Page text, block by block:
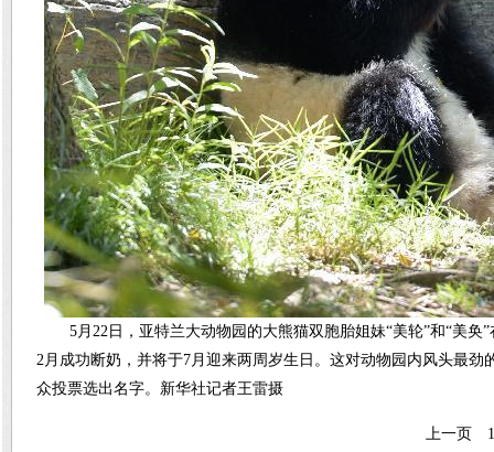
5月22日，亚特兰大动物园的大熊猫双胞胎姐妹“美轮”和“美
2月成功断奶，并将于7月迎来两周岁生日。这对动物园内风头最
众投票选出名字。新华社记者王雷摄
上一页 1